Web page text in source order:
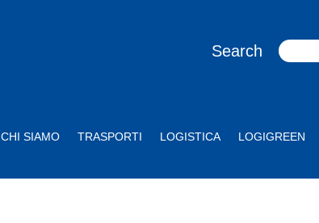
Search
CHI SIAMO TRASPORTI LOGISTICA LOGIGREEN